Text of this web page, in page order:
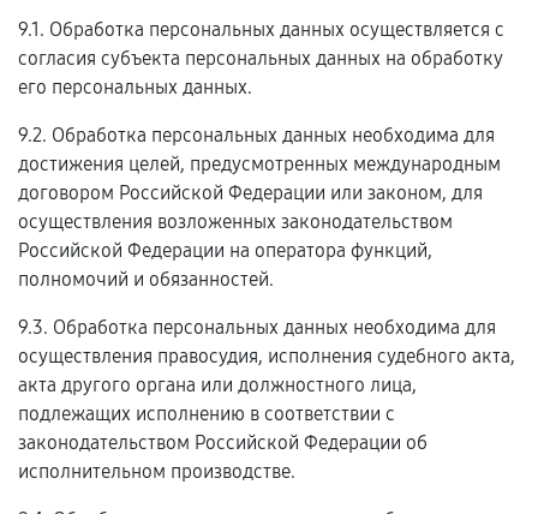
9.1. Обработка персональных данных осуществляется с
согласия субъекта персональных данных на обработку
его персональных данных.
9.2. Обработка персональных данных необходима для
достижения целей, предусмотренных международным
договором Российской Федерации или законом, для
осуществления возложенных законодательством
Российской Федерации на оператора функций,
полномочий и обязанностей.
9.3. Обработка персональных данных необходима для
осуществления правосудия, исполнения судебного акта,
акта другого органа или должностного лица,
подлежащих исполнению в соответствии с
законодательством Российской Федерации об
исполнительном производстве.